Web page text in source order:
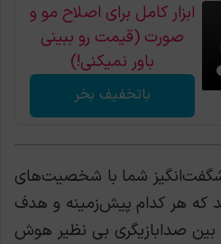
ابزار کامل برای اصلاح مو و
صورت (قیمت رو ببینی
باور نمیکنی!)
باتخفیف بخر
شما با شخصیت‌های
که هر کدام پیش‌زمینه و هدف
بین صدابازیگری بی نظیر هوش